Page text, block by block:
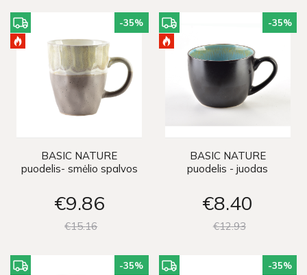
-35%
BASIC NATURE
puodelis- smėlio spalvos
€9 86
€1516
-35%
BASIC NATURE
puodelis - juodas
€8 40
€1293
-35% -35%